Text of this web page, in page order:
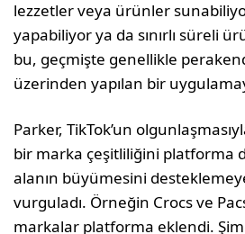
lezzetler veya ürünler
yapabiliyor ya da sınırlı süreli
bu, geçmişte genellikle
üzerinden yapılan bir
Parker, TikTok’un
bir marka çeşitliliğini platforma
alanın büyümesini desteklemeye
vurguladı. Örneğin Crocs ve
markalar platforma eklendi.